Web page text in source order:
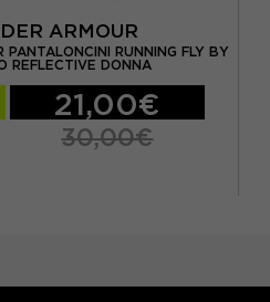
ARMOUR
PANTALONCINI RUNNING FLY BY
REFLECTIVE DONNA
21,00€
30,00€